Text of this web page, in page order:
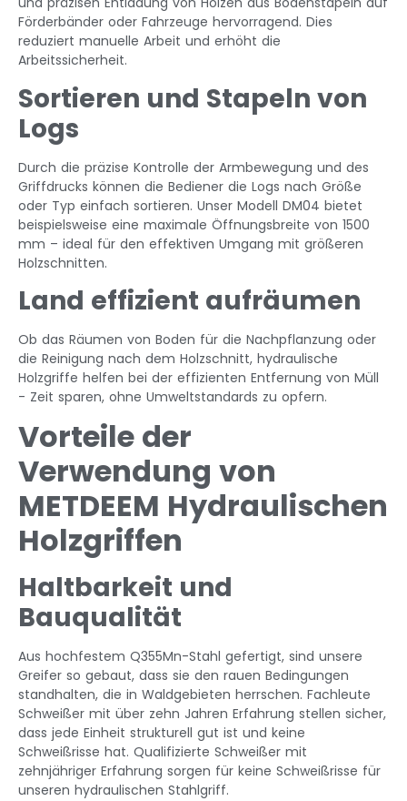
Förderbänder oder Fahrzeuge hervorragend. Dies
reduziert manuelle Arbeit und erhöht die
Arbeitssicherheit.
Sortieren und Stapeln von
Logs
Durch die präzise Kontrolle der Armbewegung und des
Griffdrucks können die Bediener die Logs nach Größe
oder Typ einfach sortieren. Unser Modell DM04 bietet
beispielsweise eine maximale Öffnungsbreite von 1500
mm – ideal für den effektiven Umgang mit größeren
Holzschnitten.
Land effizient aufräumen
Ob das Räumen von Boden für die Nachpflanzung oder
die Reinigung nach dem Holzschnitt, hydraulische
Holzgriffe helfen bei der effizienten Entfernung von Müll
- Zeit sparen, ohne Umweltstandards zu opfern.
Vorteile der
Verwendung von
METDEEM Hydraulischen
Holzgriffen
Haltbarkeit und
Bauqualität
Aus hochfestem Q355Mn-Stahl gefertigt, sind unsere
Greifer so gebaut, dass sie den rauen Bedingungen
standhalten, die in Waldgebieten herrschen. Fachleute
Schweißer mit über zehn Jahren Erfahrung stellen sicher,
dass jede Einheit strukturell gut ist und keine
Schweißrisse hat. Qualifizierte Schweißer mit
zehnjähriger Erfahrung sorgen für keine Schweißrisse für
unseren hydraulischen Stahlgriff.